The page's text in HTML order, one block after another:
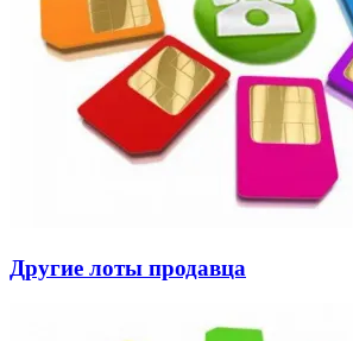
Другие лоты продавца